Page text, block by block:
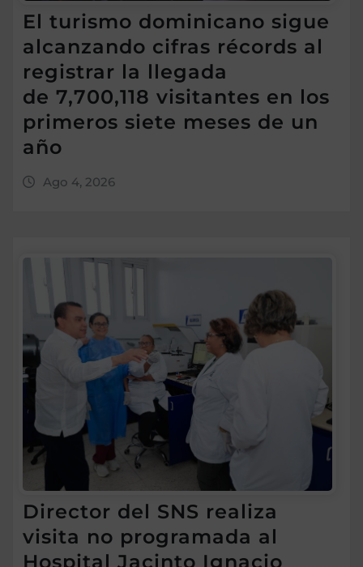
El turismo dominicano sigue
alcanzando cifras récords al
registrar la llegada
de 7,700,118 visitantes en los
primeros siete meses de un
año
Ago 4, 2026
Director del SNS realiza
visita no programada al
Hospital Jacinto Ignacio